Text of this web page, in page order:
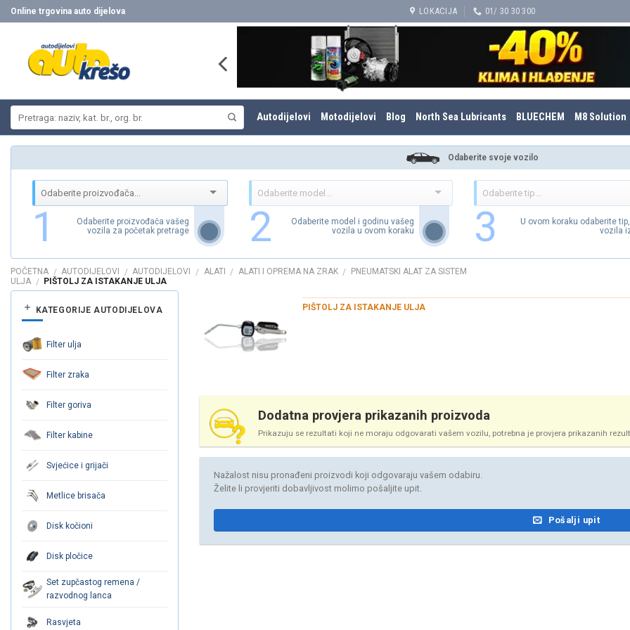
Skip
to
Online trgovina auto dijelova LOKACIJA 01/ 30 30 300
Autodijelovi Motodijelovi Blog North Sea Lubricants BLUECHEM M8 Solution
Odaberite svoje vozilo
1
Odaberite proizvođača vašeg
vozila za početak pretrage
2
Odaberite model i godinu vašeg
vozila u ovom koraku
3
U ovom koraku odaberite
vozila
POČETNA / AUTODIJELOVI / AUTODIJELOVI / ALATI / ALATI I OPREMA NA ZRAK / PNEUMATSKI ALAT ZA SISTEM
ULJA / PIŠTOLJ ZA ISTAKANJE ULJA
KATEGORIJE AUTODIJELOVA
Filter ulja
Filter zraka
Filter goriva
Filter kabine
Svjećice i grijači
Metlice brisača
Disk kočioni
Disk pločice
Set zupčastog remena /
razvodnog lanca
Rasvjeta
PIŠTOLJ ZA ISTAKANJE ULJA
Dodatna provjera prikazanih proizvoda
Prikazuju se rezultati koji ne moraju odgovarati vašem vozilu, potrebna je provjera prikazanih
Nažalost nisu pronađeni proizvodi koji odgovaraju vašem odabiru.
Želite li provjeriti dobavljivost molimo pošaljite upit.
Pošalji upit